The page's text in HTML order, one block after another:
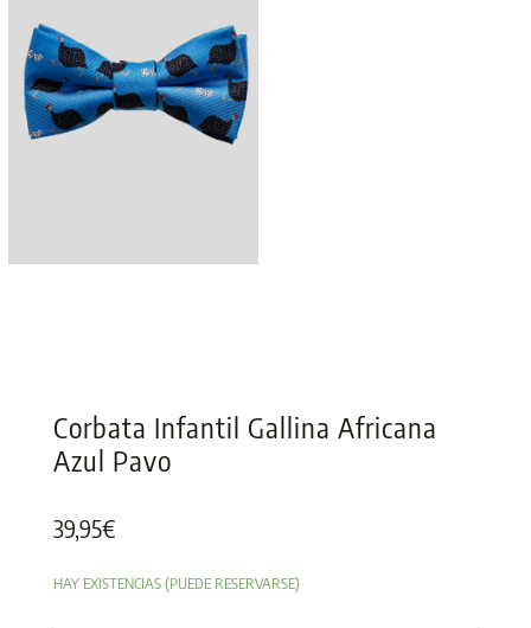
Corbata Infantil Gallina Africana
Azul Pavo
39,95€
HAY EXISTENCIAS (PUEDE RESERVARSE)